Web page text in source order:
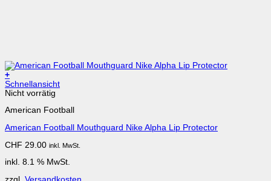
+
Schnellansicht
Nicht vorrätig
American Football
American Football Mouthguard Nike Alpha Lip Protector
CHF 29.00 inkl. MwSt.
inkl. 8.1 % MwSt.